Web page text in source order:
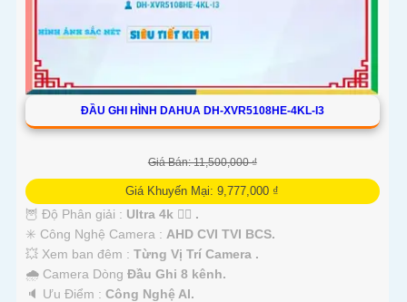
ĐẦU GHI HÌNH DAHUA DH-XVR5108HE-4KL-I3
Giá Bán: 11,500,000 ₫
Giá Khuyến Mại: 9,777,000 ₫
🦉 Độ Phân giải : Ultra 4k 👍🏾 .
✳️ Công Nghệ Camera : AHD CVI TVI BCS.
💥 Xem ban đêm : Từng Vị Trí Camera .
🌧️ Camera Dòng Đầu Ghi 8 kênh.
️🔈 Ưu Điểm : Công Nghệ AI.